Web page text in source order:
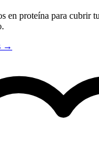
en proteína para cubrir
→